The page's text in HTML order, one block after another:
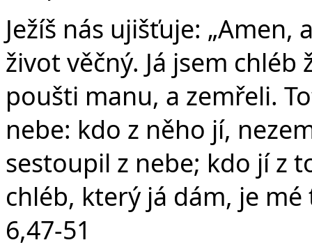
Ježíš nás ujišťuje:
život věčný. Já jsem
poušti manu, a zemřeli.
nebe: kdo z něho jí,
sestoupil z nebe; kdo jí z
chléb, který já dám, je mé
6,47-51